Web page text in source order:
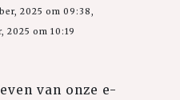
2025 om 09:38,
2025 om 10:19
van onze e-